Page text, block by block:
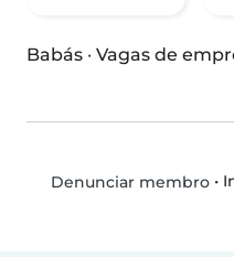
Babás · Vagas de
Denunciar membro•